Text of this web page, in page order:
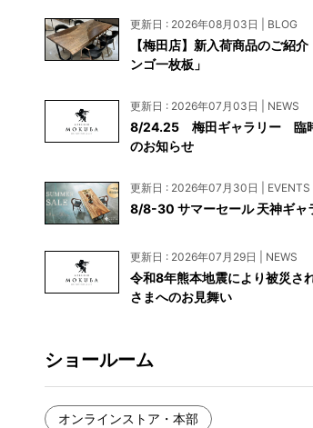
インテリア）
フィス）
績
お問い合わせ
資料請求
工務店様・設計会社
一枚板買い取りに関し
更新日 : 2026年08月03日 | BLOG
【梅田店】新入荷商品のご紹介
ンゴ一枚板」
更新日 : 2026年07月03日 | NEWS
8/24.25 梅田ギャラリー 臨
のお知らせ
更新日 : 2026年07月30日 | EVENTS
8/8-30 サマーセール 天神ギャ
更新日 : 2026年07月29日 | NEWS
令和8年熊本地震により被災さ
さまへのお見舞い
ショールーム
オンラインストア・本部